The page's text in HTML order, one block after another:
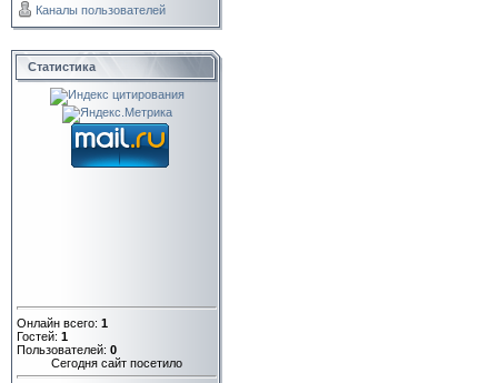
Каналы пользователей
Статистика
Онлайн всего: 1
Гостей: 1
Пользователей: 0
Сегодня сайт посетило